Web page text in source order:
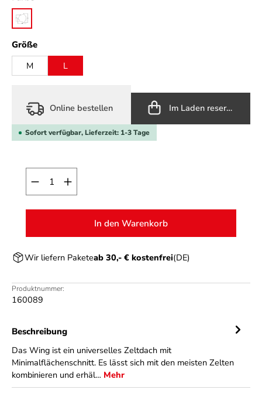
laurel oak
Größeauswählen
M
L
Online bestellen Im Laden reservieren
Sofort verfügbar, Lieferzeit: 1-3 Tage
Produkt Anzahl: Gib den gewünschten Wert
In den Warenkorb
Wir liefern Paketeab 30,- € kostenfrei(DE)
Produktnummer:
160089
Beschreibung
Das Wing ist ein universelles Zeltdach mit
Minimalflächenschnitt. Es lässt sich mit den meisten Zelten
kombinieren und erhäl… Mehr